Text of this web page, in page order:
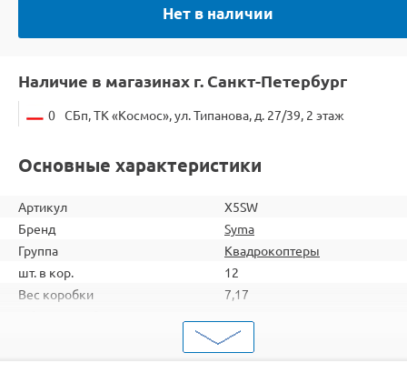
Нет в наличии
Наличие в магазинах г. Санкт-Петербург
0 СБп, ТК «Космос», ул. Типанова, д. 27/39, 2 этаж
Основные характеристики
Артикул
X5SW
Бренд
Syma
Группа
Квадрокоптеры
шт. в кор.
12
Вес коробки
7,17
2000000002989